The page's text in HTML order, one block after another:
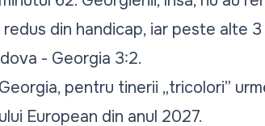
din handicap, iar peste alte
- Georgia 3:2.
pentru tinerii „tricolori”
European din anul 2027.